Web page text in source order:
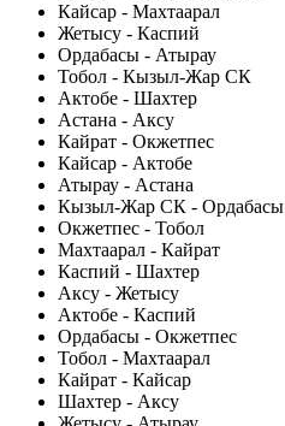
Кайсар - Махтаарал
Жетысу - Каспий
Ордабасы - Атырау
Тобол - Кызыл-Жар СК
Актобе - Шахтер
Астана - Аксу
Кайрат - Окжетпес
Кайсар - Актобе
Атырау - Астана
Кызыл-Жар СК - Ордабасы
Окжетпес - Тобол
Махтаарал - Кайрат
Каспий - Шахтер
Аксу - Жетысу
Актобе - Каспий
Ордабасы - Окжетпес
Тобол - Махтаарал
Кайрат - Кайсар
Шахтер - Аксу